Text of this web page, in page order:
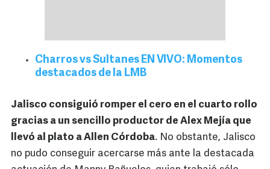
Charros vs Sultanes EN VIVO: Momentos
destacados de la LMB
Jalisco consiguió romper el cero en el cuarto rollo
gracias a un sencillo productor de Alex Mejía que
llevó al plato a Allen Córdoba. No obstante, Jalisco
no pudo conseguir acercarse más ante la destacada